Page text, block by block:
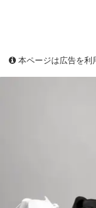
本ページは広告を利